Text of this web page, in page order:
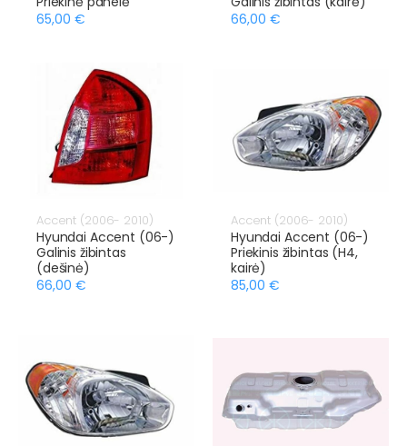
65,00 €
66,00 €
Accent (2006- 2010)
Hyundai Accent (06-)
Galinis žibintas
(dešinė)
66,00 €
Accent (2006- 2010)
Hyundai Accent (06-)
Priekinis žibintas (H4,
kairė)
85,00 €